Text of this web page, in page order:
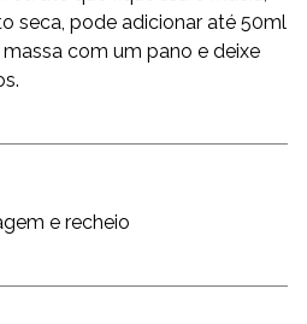
seca, pode adicionar até 50ml
com um pano e deixe
e recheio